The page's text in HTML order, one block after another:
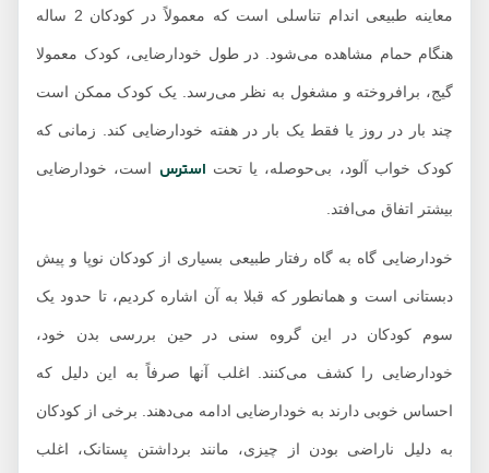
معاینه طبیعی اندام تناسلی است که معمولاً در کودکان 2 ساله
هنگام حمام مشاهده می‌شود. در طول خودارضایی، کودک معمولا
گیج، برافروخته و مشغول به نظر می‌رسد. یک کودک ممکن است
چند بار در روز یا فقط یک بار در هفته خودارضایی کند. زمانی که
کودک خواب آلود، بی‌حوصله، یا تحتاسترساست، خودارضایی
بیشتر اتفاق می‌افتد.
خودارضایی گاه به گاه رفتار طبیعی بسیاری از کودکان نوپا و پیش
دبستانی است و همانطور که قبلا به آن اشاره کردیم، تا حدود یک
سوم کودکان در این گروه سنی در حین بررسی بدن خود،
خودارضایی را کشف می‌کنند. اغلب آنها صرفاً به این دلیل که
احساس خوبی دارند به خودارضایی ادامه می‌دهند. برخی از کودکان
به دلیل ناراضی بودن از چیزی، مانند برداشتن پستانک، اغلب